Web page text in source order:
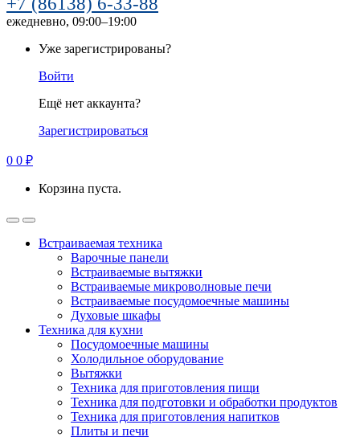
ежедневно, 09:00–19:00
Уже зарегистрированы?
Войти
Ещё нет аккаунта?
Зарегистрироваться
0 0 ₽
Корзина пуста.
Встраиваемая техника
Варочные панели
Встраиваемые вытяжки
Встраиваемые микроволновые печи
Встраиваемые посудомоечные машины
Духовые шкафы
Техника для кухни
Посудомоечные машины
Холодильное оборудование
Вытяжки
Техника для приготовления пищи
Техника для подготовки и обработки продуктов
Техника для приготовления напитков
Плиты и печи